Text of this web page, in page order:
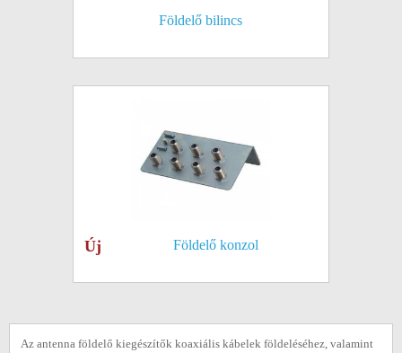
Földelő bilincs
Földelő konzol
Új
Az antenna földelő kiegészítők koaxiális kábelek földeléséhez, valamint